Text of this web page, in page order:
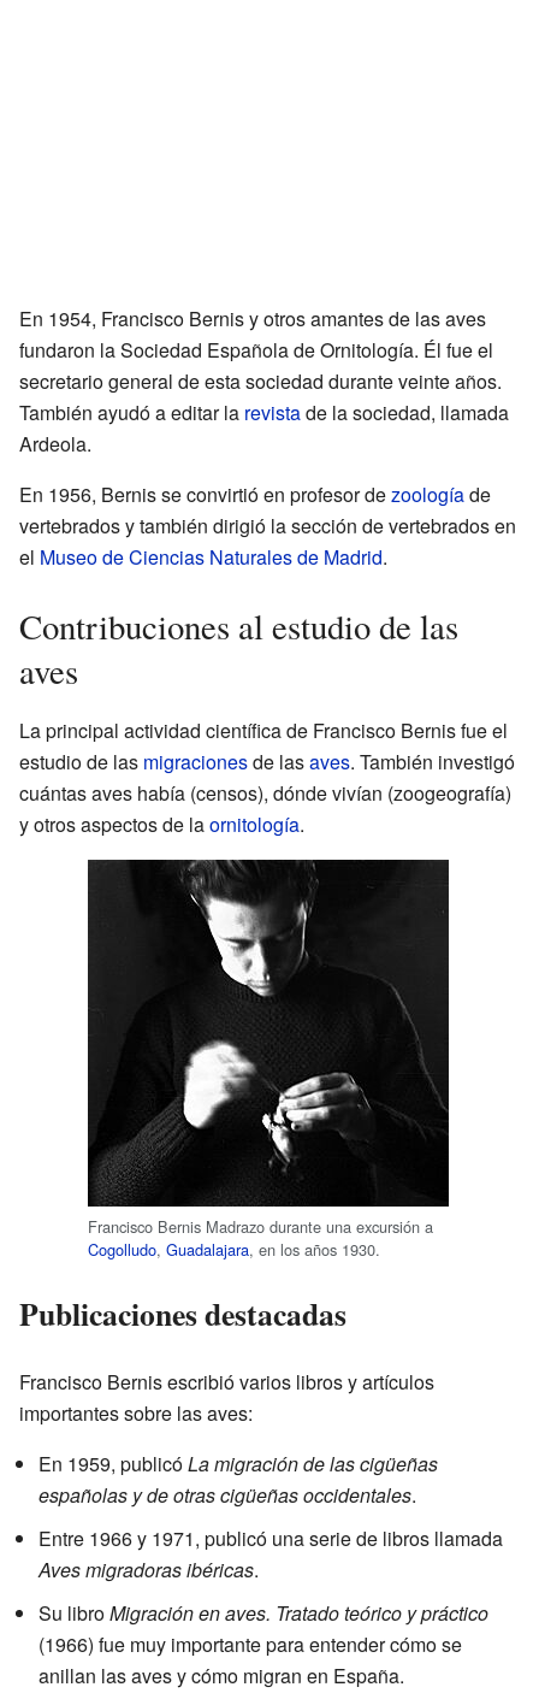
En 1954, Francisco Bernis y otros amantes de las aves
fundaron la Sociedad Española de Ornitología. Él fue el
secretario general de esta sociedad durante veinte años.
También ayudó a editar la revistade la sociedad, llamada
Ardeola.
En 1956, Bernis se convirtió en profesor dezoologíade
vertebrados y también dirigió la sección de vertebrados en
el Museo de Ciencias Naturales de Madrid.
Contribuciones al estudio de las
aves
La principal actividad científica de Francisco Bernis fue el
estudio de las migracionesde lasaves. También investigó
cuántas aves había (censos), dónde vivían (zoogeografía)
y otros aspectos de laornitología.
Francisco Bernis Madrazo durante una excursión a
Cogolludo, Guadalajara, en los años 1930.
Publicaciones destacadas
Francisco Bernis escribió varios libros y artículos
importantes sobre las aves:
En 1959, publicóLa migración de las cigüeñas
españolas y de otras cigüeñas occidentales.
Entre 1966 y 1971, publicó una serie de libros llamada
Aves migradoras ibéricas.
Su libroMigración en aves. Tratado teórico y práctico
(1966) fue muy importante para entender cómo se
anillan las aves y cómo migran en España.